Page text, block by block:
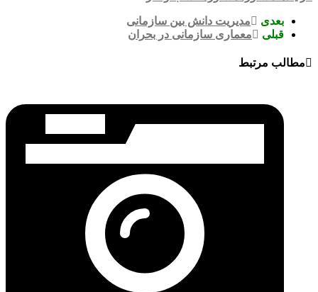
بعدی
مدیریت دانش بین سازمانی
قبلی
معماری سازمانی در بحران
مطالب مرتبط